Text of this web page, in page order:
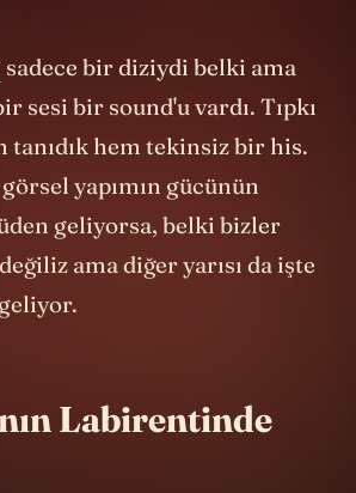
kalıntılarla dolu: Antik
İnisiyatifi'nin 70'lerden
köle gemisi... Sanki tüm
katmanları bu adada üst
Bu açıdan ada, kolektif
bir manifestasyonu
karmaşıklaşıyor. Flash-